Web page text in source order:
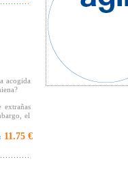
acogida
extrañas
el
tipo que
de su
11.75 €